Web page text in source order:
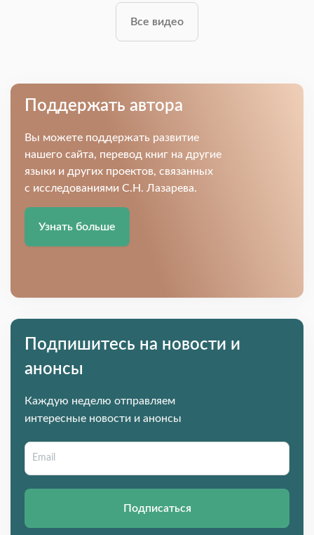
Все видео
Поддержать автора
Вы можете поддержать развитие
нашего сайта, перевод книг на другие
языки и других проектов, связанных
с исследованиями С.Н. Лазарева.
Узнать больше
Подпишитесь на новости и
анонсы
Каждую неделю отправляем
интересные новости и анонсы
Подписаться